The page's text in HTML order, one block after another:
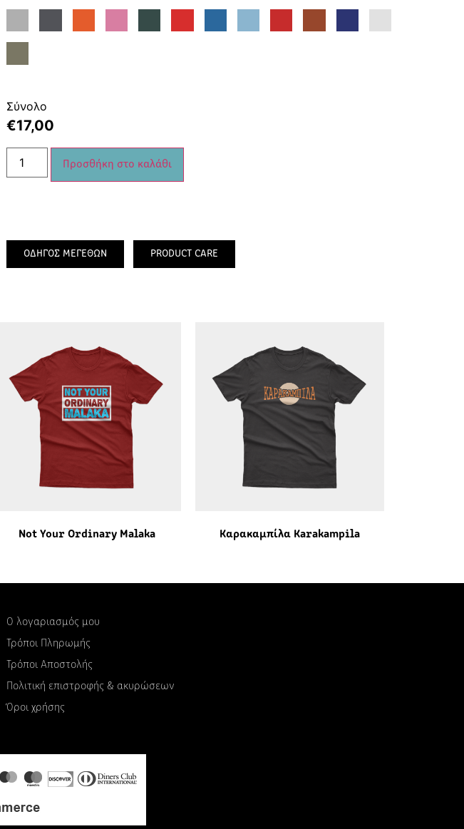
Σύνολο
€17,00
Προσθήκη στο καλάθι
ΟΔΗΓΟΣ ΜΕΓΕΘΩΝ PRODUCT CARE
Not Your Ordinary Malaka Καρακαμπίλα Karakampila
Ο λογαριασμός μου
Τρόποι Πληρωμής
Τρόποι Αποστολής
Πολιτική επιστροφής & ακυρώσεων
Όροι χρήσης